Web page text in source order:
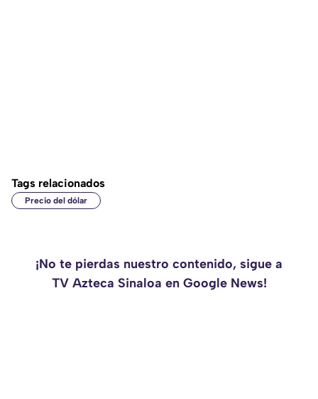
Tags relacionados
Precio del dólar
¡No te pierdas nuestro contenido, sigue a
TV Azteca Sinaloa en Google News!